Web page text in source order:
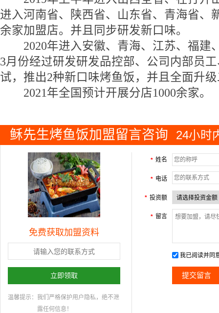
进入河南省、陕西省、山东省、青海省、
余家加盟店。并且同步研发新口味。
2020年进入安徽、青海、江苏、福建
3月份经过研发研发品控部、公司内部员
试，推出2种新口味烤鱼饭，并且全面升
2021年全国预计开展分店1000余家。
稣先生烤鱼饭加盟留言咨询 24小时
免费获取加盟资料
立即领取
温馨提示： 我们严格保护用户隐私，绝不泄
露任何信息！
* 姓名
* 电话
* 投资额
* 留言
我已阅读并同